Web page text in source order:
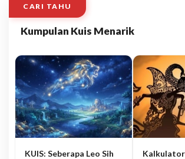
CARI TAHU
Kumpulan Kuis Menarik
KUIS: Seberapa Leo Sih